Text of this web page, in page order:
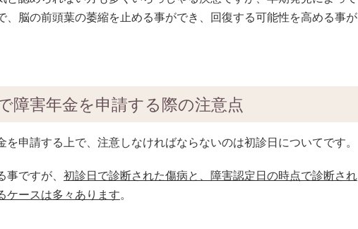
、脳の前頭葉の萎縮を止める事ができ、回復する可能性を高める事が
障害年金を申請する際の注意点
を申請する上で、注意しなければならないのは初診日についてです。
事ですが、 初診日で診断された傷病と、障害認定日の時点で診断され
ケースは多々あります。